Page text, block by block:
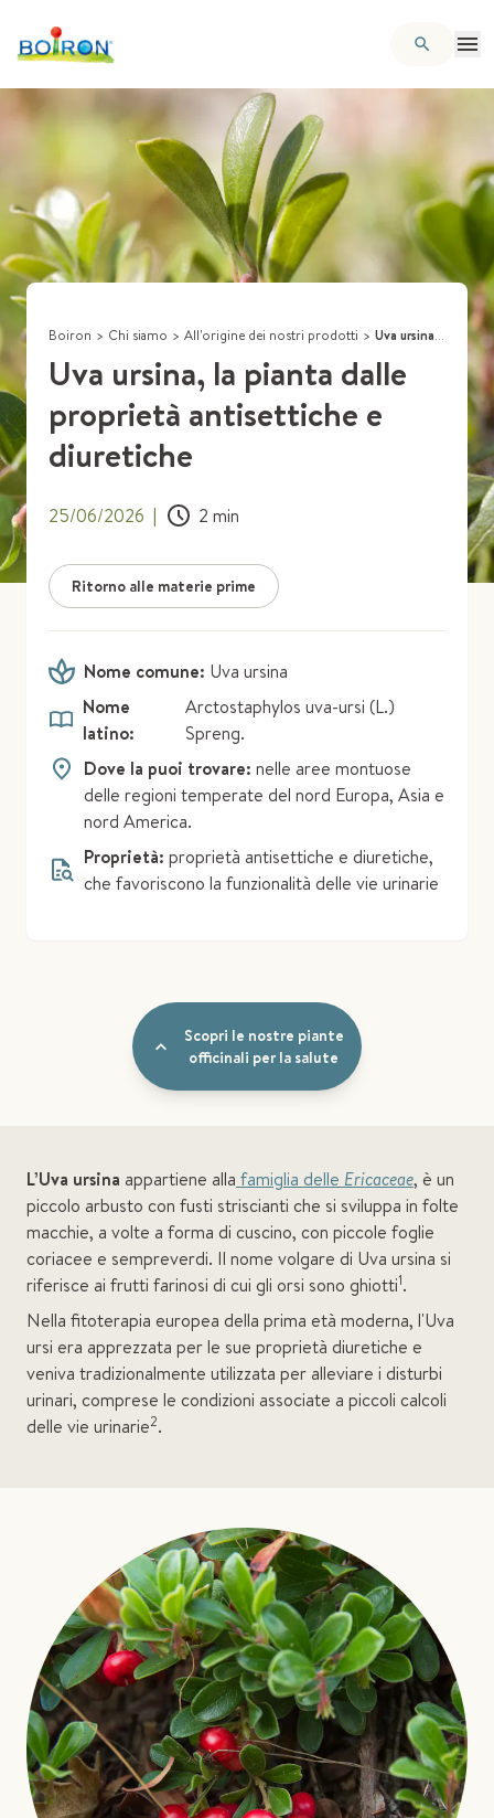
Boiron > Chi siamo > All'origine dei nostri prodotti > Uva ursina, la pianta dalle proprietà antisettiche e diuretiche
Uva ursina, la pianta dalle
proprietà antisettiche e
diuretiche
25/06/2026 | 2 min
Ritorno alle materie prime
Nome comune: Uva ursina
Nome
latino:
Arctostaphylos uva-ursi (L.)
Spreng.
Dove la puoi trovare: nelle aree montuose
delle regioni temperate del nord Europa, Asia e
nord America.
Proprietà: proprietà antisettiche e diuretiche,
che favoriscono la funzionalità delle vie urinarie
Scopri le nostre piante
officinali per la salute
L’Uva ursina appartiene alla famiglia delle Ericaceae, è un
piccolo arbusto con fusti striscianti che si sviluppa in folte
macchie, a volte a forma di cuscino, con piccole foglie
coriacee e sempreverdi. Il nome volgare di Uva ursina si
riferisce ai frutti farinosi di cui gli orsi sono ghiotti1.
Nella fitoterapia europea della prima età moderna, l'Uva
ursi era apprezzata per le sue proprietà diuretiche e
veniva tradizionalmente utilizzata per alleviare i disturbi
urinari, comprese le condizioni associate a piccoli calcoli
delle vie urinarie2.